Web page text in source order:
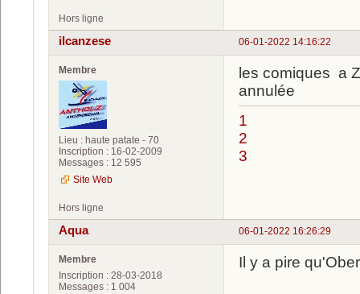
Hors ligne
06-01-2022 14:16:22
ilcanzese
Membre
Lieu : haute patate - 70
Inscription : 16-02-2009
Messages : 12 595
Site Web
les comiques a
annulée
1
2
3
Hors ligne
06-01-2022 16:26:29
Aqua
Membre
Inscription : 28-03-2018
Messages : 1 004
Il y a pire